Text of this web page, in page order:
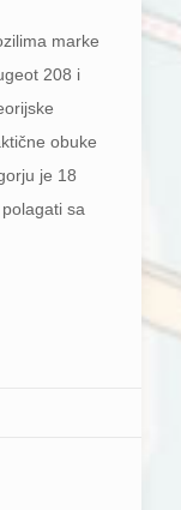
marke
208 i
obuke
je 18
sa